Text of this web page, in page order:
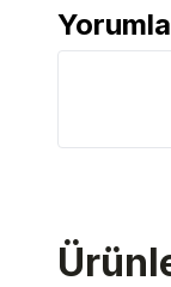
Furminator